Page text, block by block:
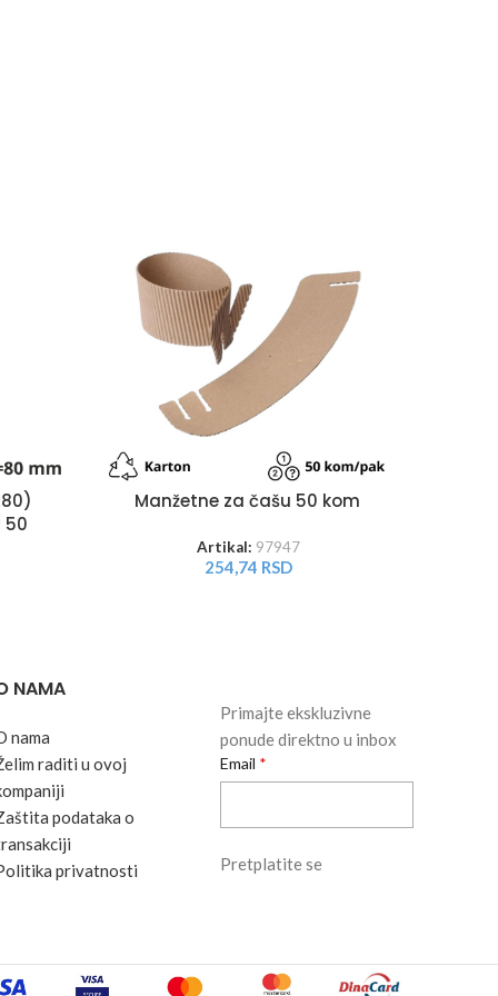
50
Manžetne za čašu 50 kom
Artikal: 97947
254,74 RSD
NAMA
nama
raditi u ovoj
podataka o
privatnosti
Primajte ekskluzivne
ponude direktno u inbox
Email
Pretplatite se